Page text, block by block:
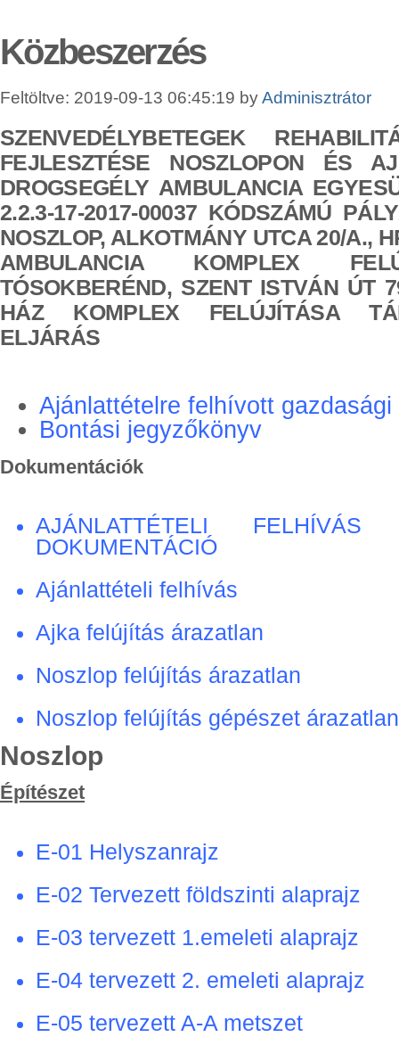
Közbeszerzés
Feltöltve: 2019-09-13 06:45:19 byAdminisztrátor
SZENVEDÉLYBETEGEK
FEJLESZTÉSE NOSZLOPON ÉS
DROGSEGÉLY AMBULANCIA
2.2.3-17-2017-00037 KÓDSZÁMÚ
NOSZLOP, ALKOTMÁNY UTCA 20/A.,
AMBULANCIA KOMPLEX
TÓSOKBERÉND, SZENT ISTVÁN ÚT
HÁZ KOMPLEX FELÚJÍTÁSA
ELJÁRÁS
Ajánlattételre felhívott gazdasági
Bontási jegyzőkönyv
Dokumentációk
AJÁNLATTÉTELI
DOKUMENTÁCIÓ
Ajánlattételi felhívás
Ajka felújítás árazatlan
Noszlop felújítás árazatlan
Noszlop felújítás gépészet árazatlan
Noszlop
Építészet
E-01 Helyszanrajz
E-02 Tervezett földszinti alaprajz
E-03 tervezett 1.emeleti alaprajz
E-04 tervezett 2. emeleti alaprajz
E-05 tervezett A-A metszet